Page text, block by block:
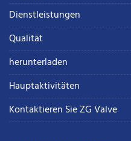
Dienstleistungen
Qualität
herunterladen
Hauptaktivitäten
Kontaktieren Sie ZG Valve